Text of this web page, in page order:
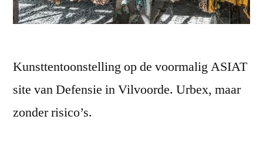
Kunsttentoonstelling op de voormalig ASIAT
site van Defensie in Vilvoorde. Urbex, maar
zonder risico’s.